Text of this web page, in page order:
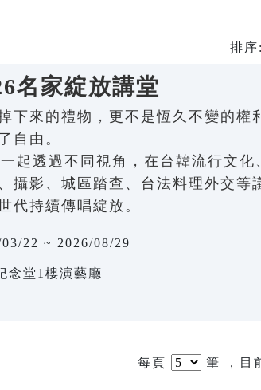
排序:
名家綻放講堂
下來的禮物，更不是恆久不變的權
自由。
起透過不同視角，在台韓流行文化
攝影、城區踏查、台法料理外交等
代持續傳唱綻放。
03/22 ~ 2026/08/29
念堂1樓演藝廳
每頁 筆 ，目